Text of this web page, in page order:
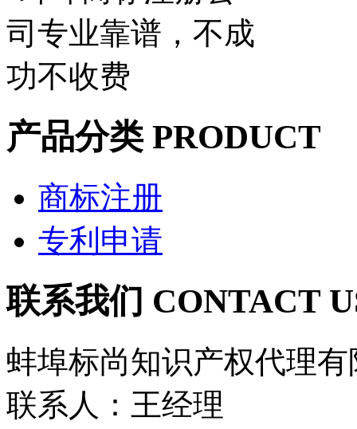
产品分类 PRODUCT
商标注册
专利申请
联系我们 CONTACT
蚌埠标尚知识产权代理有
联系人：王经理